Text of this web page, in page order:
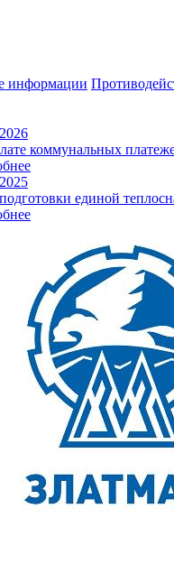
информации
коммунальных
единой